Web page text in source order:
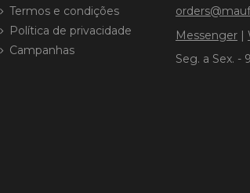
Termos e condições
Política de privacidade
Campanhas
Messenger |
Seg. a Sex. -